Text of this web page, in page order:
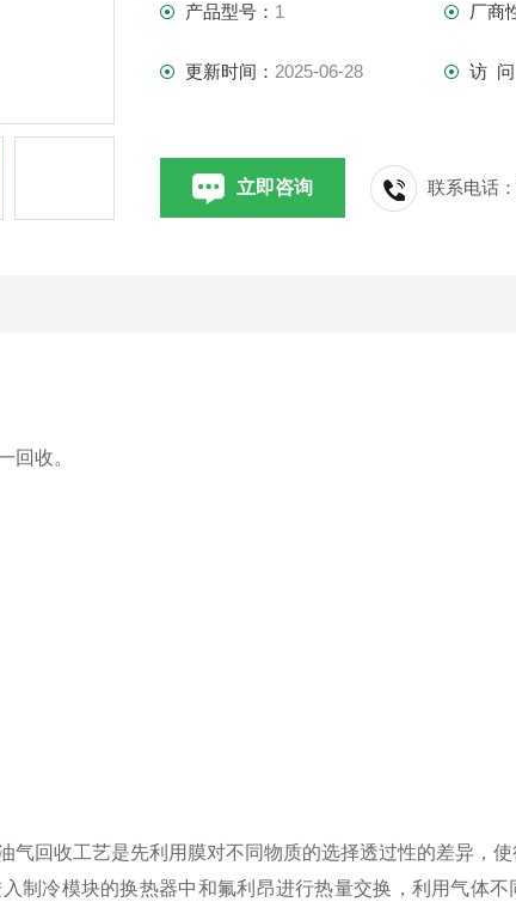
产品型号： 1 厂商
更新时间： 2025-06-28 访 问
立即咨询 联系电话：
回收。
回收工艺是先利用膜对不同物质的选择透过性的差异，
制冷模块的换热器中和氟利昂进行热量交换，利用气体